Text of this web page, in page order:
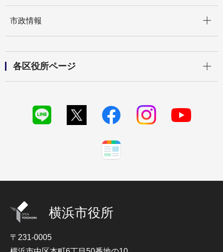
市政情報
各区役所ページ
横浜市役所
〒231-0005